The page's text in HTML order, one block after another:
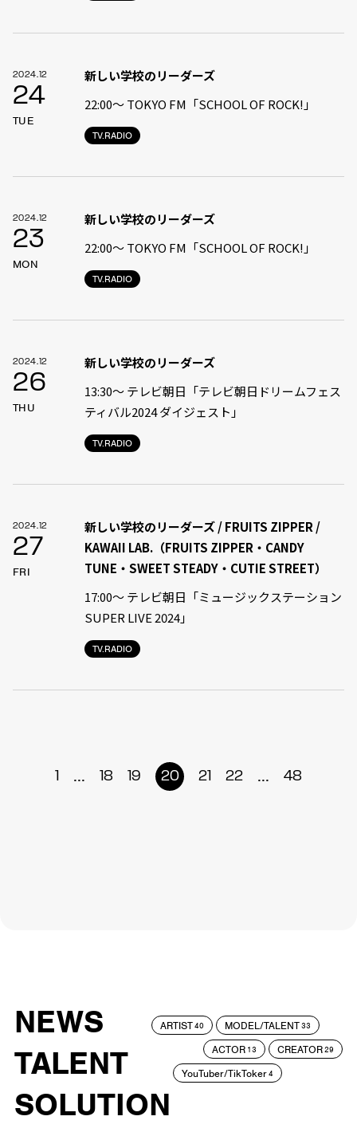
2024.12
24
TUE
TV.RADIO
新しい学校のリーダーズ
22:00〜 TOKYO FM「SCHOOL OF ROCK!」
2024.12
23
MON
TV.RADIO
新しい学校のリーダーズ
22:00〜 TOKYO FM「SCHOOL OF ROCK!」
2024.12
26
THU
TV.RADIO
新しい学校のリーダーズ
13:30〜 テレビ朝日「テレビ朝日ドリームフェス
ティバル2024 ダイジェスト」
2024.12
27
FRI
TV.RADIO
新しい学校のリーダーズ / FRUITS ZIPPER /
KAWAII LAB.（FRUITS ZIPPER・CANDY
TUNE・SWEET STEADY・CUTIE STREET）
17:00〜 テレビ朝日「ミュージックステーション
SUPER LIVE 2024」
1 ... 18 19 20 21 22 ... 48
NEWS
TALENT
SOLUTION
ARTIST40 MODEL/TALENT33
ACTOR 13 CREATOR29
YouTuber/TikToker4